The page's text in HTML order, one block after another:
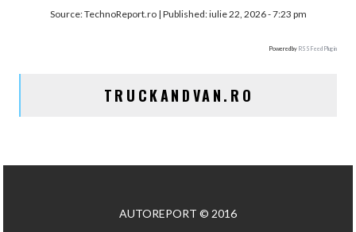
Source:TechnoReport.ro| Published:iulie 22, 2026 - 7:23 pm
Powered by RSS Feed Plugin
TRUCKANDVAN.RO
AUTOREPORT © 2016